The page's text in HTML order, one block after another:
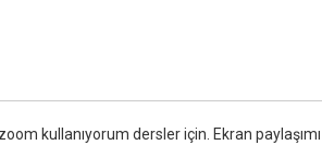
kullanıyorum dersler için. Ekran